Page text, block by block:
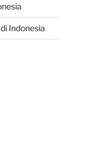
Indonesia